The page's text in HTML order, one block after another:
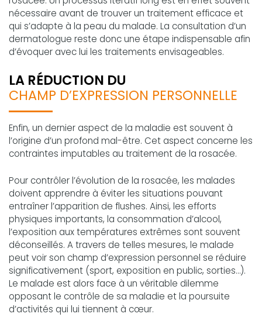
nécessaire avant de trouver un traitement efficace et
qui s’adapte à la peau du malade. La consultation d’un
dermatologue reste donc une étape indispensable afin
d’évoquer avec lui les traitements envisageables.
LA RÉDUCTION DU
CHAMP D’EXPRESSION PERSONNELLE
Enfin, un dernier aspect de la maladie est souvent à
l’origine d’un profond mal-être. Cet aspect concerne les
contraintes imputables au traitement de la rosacée.
Pour contrôler l’évolution de la rosacée, les malades
doivent apprendre à éviter les situations pouvant
entraîner l’apparition de flushes. Ainsi, les efforts
physiques importants, la consommation d’alcool,
l’exposition aux températures extrêmes sont souvent
déconseillés. A travers de telles mesures, le malade
peut voir son champ d’expression personnel se réduire
significativement (sport, exposition en public, sorties…).
Le malade est alors face à un véritable dilemme
opposant le contrôle de sa maladie et la poursuite
d’activités qui lui tiennent à cœur.